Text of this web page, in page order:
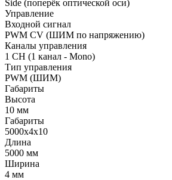
Side (поперёк оптической оси)
Управление
Входной сигнал
PWM СV (ШИМ по напряжению)
Каналы управления
1 CH (1 канал - Mono)
Тип управления
PWM (ШИМ)
Габариты
Высота
10 мм
Габариты
5000x4x10
Длина
5000 мм
Ширина
4 мм